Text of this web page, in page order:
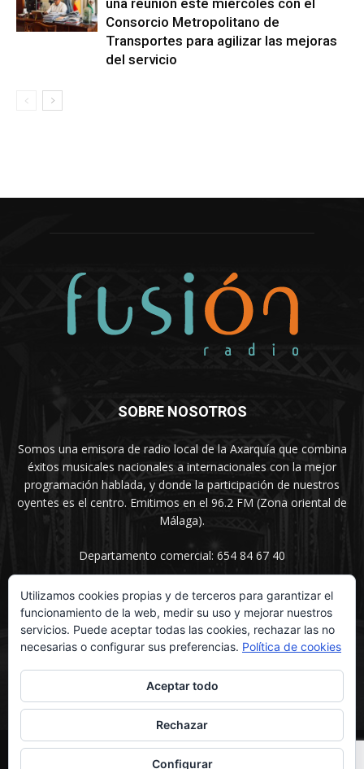
Consorcio Metropolitano de
Transportes para agilizar las mejoras
del servicio
SOBRE NOSOTROS
Somos una emisora de radio local de la Axarquía que combina
éxitos musicales nacionales a internacionales con la mejor
programación hablada, y donde la participación de nuestros
oyentes es el centro. Emitimos en el 96.2 FM (Zona oriental de
Málaga).
Departamento comercial: 654 84 67 40
SÍGUENOS
© UNIMEDIOS - Agencia de Marketing en Vélez-Málaga 2026
Utilizamos cookies propias y de terceros para garantizar el
funcionamiento de la web, medir su uso y mejorar nuestros
servicios. Puede aceptar todas las cookies, rechazar las no
necesarias o configurar sus preferencias. Política de cookies
Aceptar todo
Rechazar
Configurar